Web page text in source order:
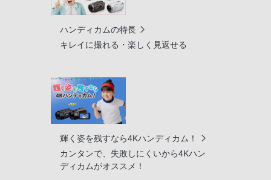
ハンディカムの特長
キレイに撮れる・楽しく見返せる
輝く姿を残すなら4Kハンディカム！
カンタンで、失敗しにくいから4Kハン
ディカムがオススメ！